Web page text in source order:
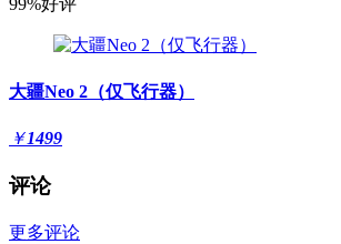
99%好评
大疆Neo 2（仅飞行器）
￥1499
评论
更多评论